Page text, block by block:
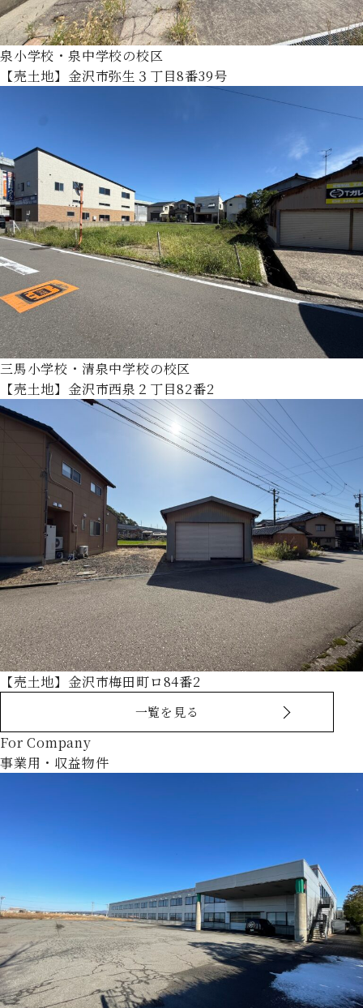
泉小学校・泉中学校の校区
【売土地】金沢市弥生３丁目8番39号
三馬小学校・清泉中学校の校区
【売土地】金沢市西泉２丁目82番2
【売土地】金沢市梅田町ロ84番2
一覧を見る
For Company
事業用・収益物件